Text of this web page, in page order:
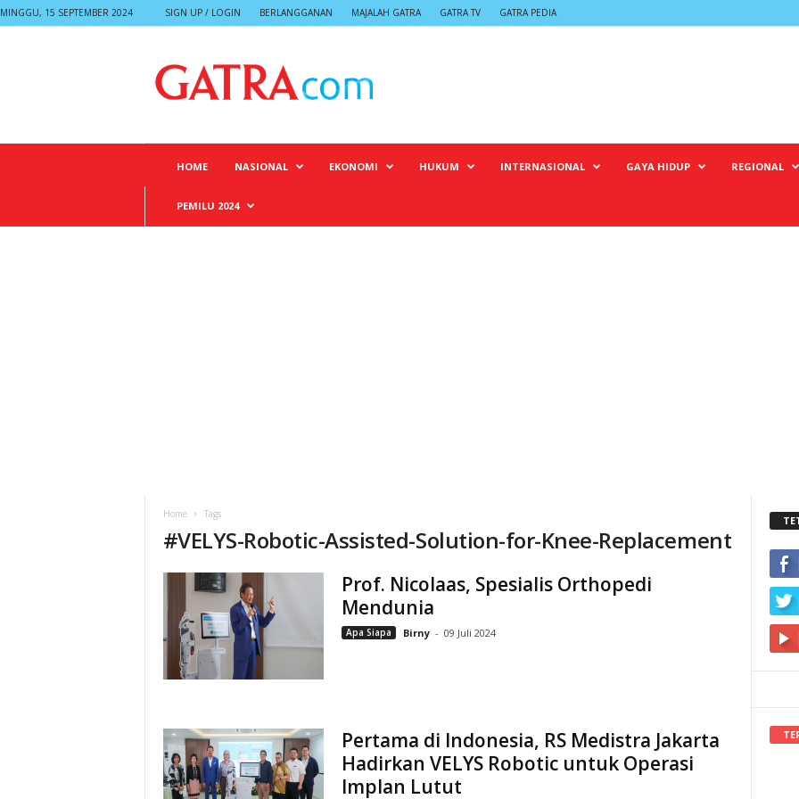
MINGGU, 15 SEPTEMBER 2024 SIGN UP / LOGIN BERLANGGANAN MAJALAH GATRA GATRA TV GATRA PEDIA
HOME NASIONAL EKONOMI HUKUM INTERNASIONAL GAYA HIDUP REGIONAL
PEMILU 2024
Home Tags
#VELYS-Robotic-Assisted-Solution-for-Knee-Replacement
Prof. Nicolaas, Spesialis Orthopedi
Mendunia
Apa Siapa Birny - 09 Juli 2024
Pertama di Indonesia, RS Medistra Jakarta
Hadirkan VELYS Robotic untuk Operasi
Implan Lutut